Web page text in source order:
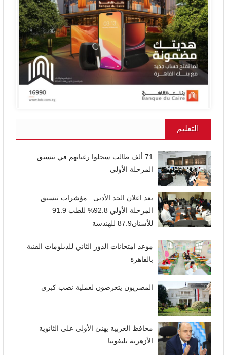
التعليم
71 ألف طالب سجلوا رغباتهم في تنسيق
المرحلة الأولى
بعد اعلان الحد الأدنى.. مؤشرات تنسيق
المرحلة الأولي 92.8% للطب 91.9
للأسنان87.9 للهندسة
موعد امتحانات الدور الثاني للدبلومات الفنية
بالقاهرة
المصريون يتعرضون لعملية نصب كبرى
محافظ الغربية يهنئ الأولى على الثانوية
الأزهرية تليفونيا